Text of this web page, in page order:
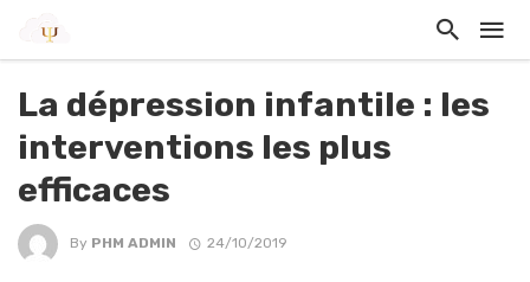
La dépression infantile : les
interventions les plus
efficaces
By PHM ADMIN 24/10/2019